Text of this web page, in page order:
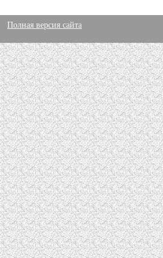
Полная версия сайта